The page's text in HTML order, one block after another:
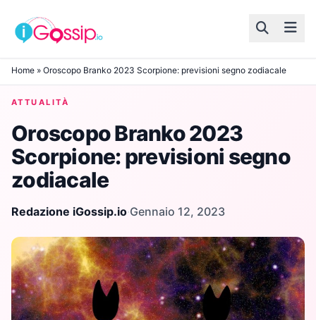
Skip to content
Home » Oroscopo Branko 2023 Scorpione: previsioni segno zodiacale
ATTUALITÀ
Oroscopo Branko 2023
Scorpione: previsioni segno
zodiacale
Redazione iGossip.io·Gennaio 12, 2023